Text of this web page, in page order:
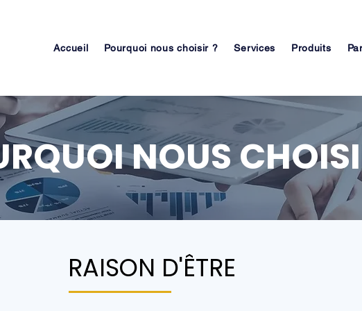
Accueil Pourquoi nous choisir ? Services Produits
NOUS
RAISON D'ÊTRE